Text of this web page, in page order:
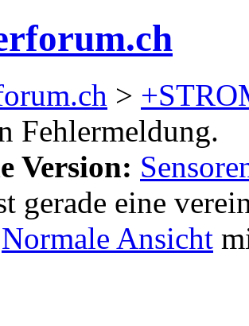
>
Fehlermeldung.
Version:
gerade eine
Normale Ansicht